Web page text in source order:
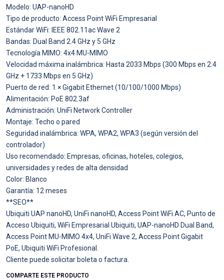
Modelo: UAP-nanoHD
Tipo de producto: Access Point WiFi Empresarial
Estándar WiFi: IEEE 802.11ac Wave 2
Bandas: Dual Band 2.4 GHz y 5 GHz
Tecnología MIMO: 4x4 MU-MIMO
Velocidad máxima inalámbrica: Hasta 2033 Mbps (300 Mbps en 2.4
GHz + 1733 Mbps en 5 GHz)
Puerto de red: 1 × Gigabit Ethernet (10/100/1000 Mbps)
Alimentación: PoE 802.3af
Administración: UniFi Network Controller
Montaje: Techo o pared
Seguridad inalámbrica: WPA, WPA2, WPA3 (según versión del
controlador)
Uso recomendado: Empresas, oficinas, hoteles, colegios,
universidades y redes de alta densidad
Color: Blanco
Garantía: 12 meses
**SEO**
Ubiquiti UAP nanoHD, UniFi nanoHD, Access Point WiFi AC, Punto de
Acceso Ubiquiti, WiFi Empresarial Ubiquiti, UAP-nanoHD Dual Band,
Access Point MU-MIMO 4x4, UniFi Wave 2, Access Point Gigabit
PoE, Ubiquiti WiFi Profesional.
Cliente puede solicitar boleta o factura.
COMPARTE ESTE PRODUCTO